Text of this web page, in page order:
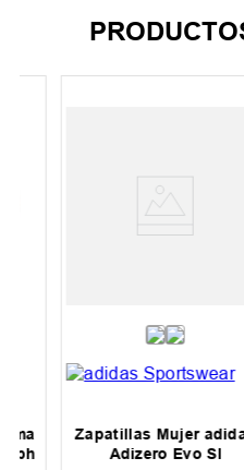
Zapatillas Mujer adidas
Adizero Evo Sl